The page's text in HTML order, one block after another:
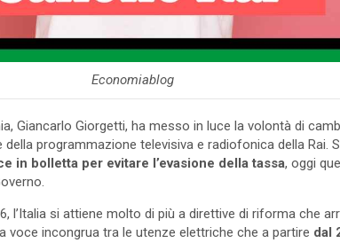
Economiablog
Giancarlo Giorgetti, ha messo in luce la volontà di
programmazione televisiva e radiofonica della Rai.
in bolletta per evitare l’evasione della tassa, oggi
si attiene molto di più a direttive di riforma che
voce incongrua tra le utenze elettriche che a partire dal